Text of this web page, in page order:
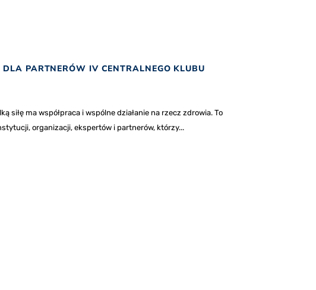
PARTNERÓW IV CENTRALNEGO KLUBU
siłę ma współpraca i wspólne działanie na rzecz zdrowia. To
organizacji, ekspertów i partnerów, którzy...